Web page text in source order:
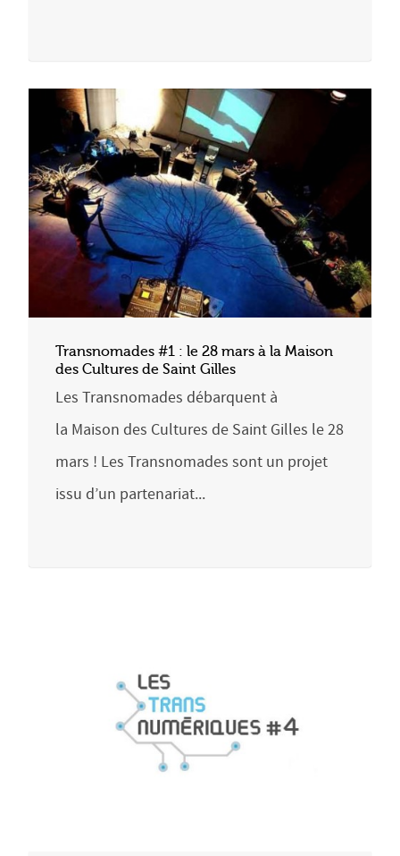
Transnomades #1 : le 28 mars à la Maison
des Cultures de Saint Gilles
Les Transnomades débarquent à
la Maison des Cultures de Saint Gilles le 28
mars ! Les Transnomades sont un projet
issu d’un partenariat...